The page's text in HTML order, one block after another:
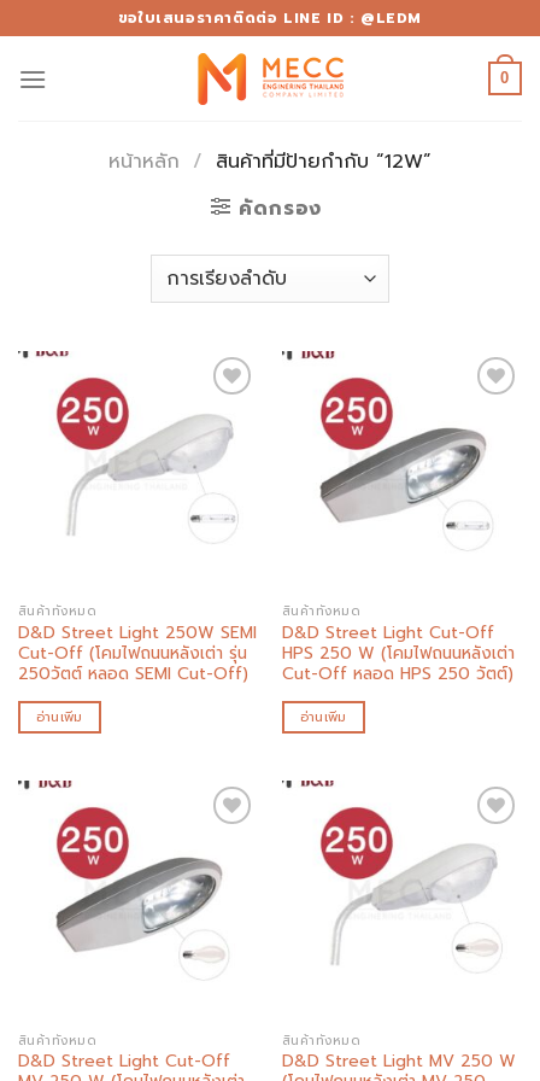
to
content
ขอใบเสนอราคาติดต่อ LINE ID : @LEDM
0
หน้าหลัก / สินค้าที่มีป้ายกำกับ “12W”
คัดกรอง
Add to
wishlist
สินค้าทั้งหมด
D&D Street Light 250W SEMI
Cut-Off (โคมไฟถนนหลังเต่า รุ่น
250วัตต์ หลอด SEMI Cut-Off)
อ่านเพิ่ม
Add to
wishlist
สินค้าทั้งหมด
D&D Street Light Cut-Off
HPS 250 W (โคมไฟถนนหลังเต่า
Cut-Off หลอด HPS 250 วัตต์)
อ่านเพิ่ม
Add to
wishlist
สินค้าทั้งหมด
D&D Street Light Cut-Off
Add to
wishlist
สินค้าทั้งหมด
D&D Street Light MV 250 W